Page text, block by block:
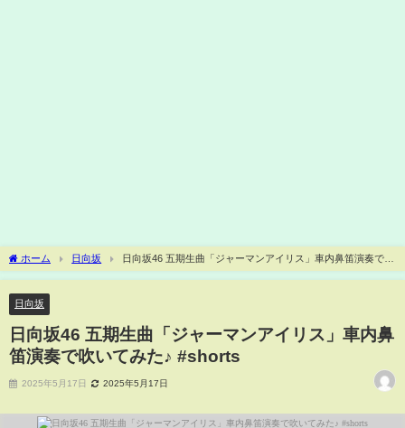
ホーム 日向坂
日向坂46 五期生曲「ジャーマンアイリス」車内鼻笛演奏で吹
いてみた♪ #shorts
日向坂
日向坂46 五期生曲「ジャーマンアイリス」車内鼻
笛演奏で吹いてみた♪ #shorts
2025年5月17日 2025年5月17日